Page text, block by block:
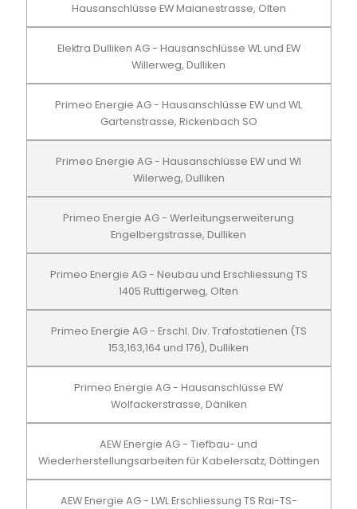
Hausanschlüsse EW Maianestrasse, Olten
Elektra Dulliken AG - Hausanschlüsse WL und EW
Willerweg, Dulliken
Primeo Energie AG - Hausanschlüsse EW und WL
Gartenstrasse, Rickenbach SO
Primeo Energie AG - Hausanschlüsse EW und Wl
Wilerweg, Dulliken
Primeo Energie AG - Werleitungserweiterung
Engelbergstrasse, Dulliken
Primeo Energie AG - Neubau und Erschliessung TS
1405 Ruttigerweg, Olten
Primeo Energie AG - Erschl. Div. Trafostatienen (TS
153,163,164 und 176), Dulliken
Primeo Energie AG - Hausanschlüsse EW
Wolfackerstrasse, Däniken
AEW Energie AG - Tiefbau- und
Wiederherstellungsarbeiten für Kabelersatz, Döttingen
AEW Energie AG - LWL Erschliessung TS Rai-TS-